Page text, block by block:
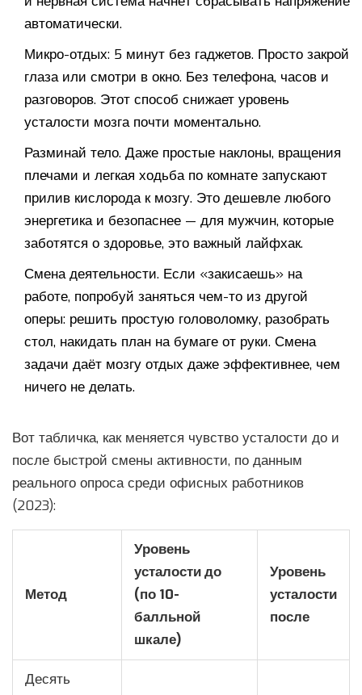
автоматически.
Микро-отдых: 5 минут без гаджетов. Просто закрой
глаза или смотри в окно. Без телефона, часов и
разговоров. Этот способ снижает уровень
усталости мозга почти моментально.
Разминай тело. Даже простые наклоны, вращения
плечами и легкая ходьба по комнате запускают
прилив кислорода к мозгу. Это дешевле любого
энергетика и безопаснее — для мужчин, которые
заботятся о здоровье, это важный лайфхак.
Смена деятельности. Если «закисаешь» на
работе, попробуй заняться чем-то из другой
оперы: решить простую головоломку, разобрать
стол, накидать план на бумаге от руки. Смена
задачи даёт мозгу отдых даже эффективнее, чем
ничего не делать.
Вот табличка, как меняется чувство усталости до и
после быстрой смены активности, по данным
реального опроса среди офисных работников
(2023):
Метод
Уровень
усталости до
(по 10-
балльной
шкале)
Уровень
усталости
после
Десять